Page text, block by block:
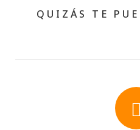
QUIZÁS TE